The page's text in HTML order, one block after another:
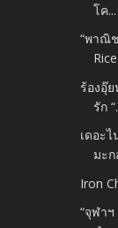
โค...
“พาณิ
ร้องอุ๊
รัก
เดอะ
มะก
Iron
“จุฬา